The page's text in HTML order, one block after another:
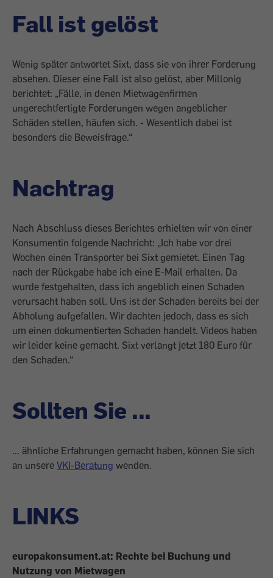
Fall ist gelöst
Wenig später antwortet Sixt, dass sie von ihrer Forderung
absehen. Dieser eine Fall ist also gelöst, aber Millonig
berichtet: „Fälle, in denen Mietwagenfirmen
ungerechtfertigte Forderungen wegen angeblicher
Schäden stellen, häufen sich. - Wesentlich dabei ist
besonders die Beweisfrage.“
Nachtrag
Nach Abschluss dieses Berichtes erhielten wir von einer
Konsumentin folgende Nachricht: „Ich habe vor drei
Wochen einen Transporter bei Sixt gemietet. Einen Tag
nach der Rückgabe habe ich eine E-Mail erhalten. Da
wurde festgehalten, dass ich angeblich einen Schaden
verursacht haben soll. Uns ist der Schaden bereits bei der
Abholung aufgefallen. Wir dachten jedoch, dass es sich
um einen dokumentierten Schaden handelt. Videos haben
wir leider keine gemacht. Sixt verlangt jetzt 180 Euro für
den Schaden.“
Sollten Sie ...
... ähnliche Erfahrungen gemacht haben, können Sie sich
an unsere VKI-Beratung wenden.
LINKS
europakonsument.at: Rechte bei Buchung und
Nutzung von Mietwagen